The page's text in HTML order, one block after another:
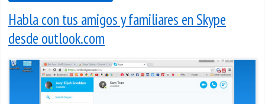
Habla con tus amigos y familiares en Skype
desde outlook.com